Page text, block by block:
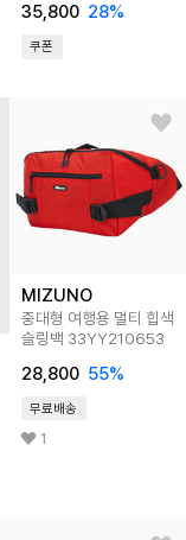
35,800 28%
쿠폰
MIZUNO
중대형 여행용 멀티 힙색
슬링백 33YY210653
28,800 55%
무료배송
1